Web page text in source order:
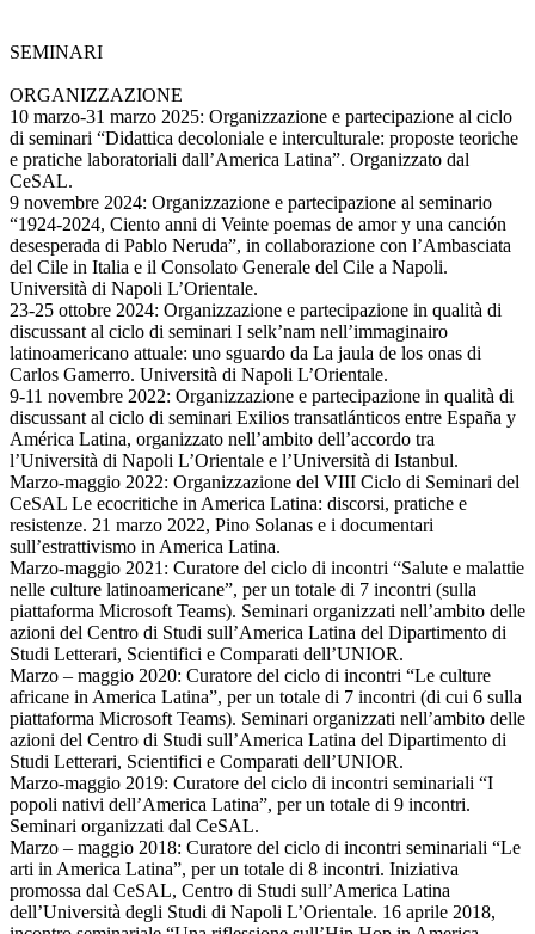
SEMINARI
ORGANIZZAZIONE
10 marzo-31 marzo 2025: Organizzazione e partecipazione al ciclo
di seminari “Didattica decoloniale e interculturale: proposte teoriche
e pratiche laboratoriali dall’America Latina”. Organizzato dal
CeSAL.
9 novembre 2024: Organizzazione e partecipazione al seminario
“1924-2024, Ciento anni di Veinte poemas de amor y una canción
desesperada di Pablo Neruda”, in collaborazione con l’Ambasciata
del Cile in Italia e il Consolato Generale del Cile a Napoli.
Università di Napoli L’Orientale.
23-25 ottobre 2024: Organizzazione e partecipazione in qualità di
discussant al ciclo di seminari I selk’nam nell’immaginairo
latinoamericano attuale: uno sguardo da La jaula de los onas di
Carlos Gamerro. Università di Napoli L’Orientale.
9-11 novembre 2022: Organizzazione e partecipazione in qualità di
discussant al ciclo di seminari Exilios transatlánticos entre España y
América Latina, organizzato nell’ambito dell’accordo tra
l’Università di Napoli L’Orientale e l’Università di Istanbul.
Marzo-maggio 2022: Organizzazione del VIII Ciclo di Seminari del
CeSAL Le ecocritiche in America Latina: discorsi, pratiche e
resistenze. 21 marzo 2022, Pino Solanas e i documentari
sull’estrattivismo in America Latina.
Marzo-maggio 2021: Curatore del ciclo di incontri “Salute e malattie
nelle culture latinoamericane”, per un totale di 7 incontri (sulla
piattaforma Microsoft Teams). Seminari organizzati nell’ambito delle
azioni del Centro di Studi sull’America Latina del Dipartimento di
Studi Letterari, Scientifici e Comparati dell’UNIOR.
Marzo – maggio 2020: Curatore del ciclo di incontri “Le culture
africane in America Latina”, per un totale di 7 incontri (di cui 6 sulla
piattaforma Microsoft Teams). Seminari organizzati nell’ambito delle
azioni del Centro di Studi sull’America Latina del Dipartimento di
Studi Letterari, Scientifici e Comparati dell’UNIOR.
Marzo-maggio 2019: Curatore del ciclo di incontri seminariali “I
popoli nativi dell’America Latina”, per un totale di 9 incontri.
Seminari organizzati dal CeSAL.
Marzo – maggio 2018: Curatore del ciclo di incontri seminariali “Le
arti in America Latina”, per un totale di 8 incontri. Iniziativa
promossa dal CeSAL, Centro di Studi sull’America Latina
dell’Università degli Studi di Napoli L’Orientale. 16 aprile 2018,